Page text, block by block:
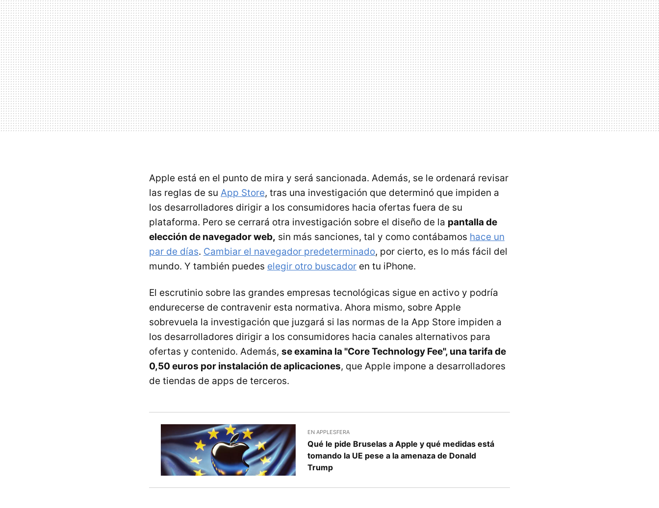
Apple está en el punto de mira y será sancionada. Además, se le ordenará revisar
las reglas de su App Store, tras una investigación que determinó que impiden a
los desarrolladores dirigir a los consumidores hacia ofertas fuera de su
plataforma. Pero se cerrará otra investigación sobre el diseño de la pantalla de
elección de navegador web, sin más sanciones, tal y como contábamos hace un
par de días. Cambiar el navegador predeterminado, por cierto, es lo más fácil del
mundo. Y también puedes elegir otro buscador en tu iPhone.
El escrutinio sobre las grandes empresas tecnológicas sigue en activo y podría
endurecerse de contravenir esta normativa. Ahora mismo, sobre Apple
sobrevuela la investigación que juzgará si las normas de la App Store impiden a
los desarrolladores dirigir a los consumidores hacia canales alternativos para
ofertas y contenido. Además, se examina la "Core Technology Fee", una tarifa de
0,50 euros por instalación de aplicaciones, que Apple impone a desarrolladores
de tiendas de apps de terceros.
EN APPLESFERA
Qué le pide Bruselas a Apple y qué medidas está
tomando la UE pese a la amenaza de Donald
Trump